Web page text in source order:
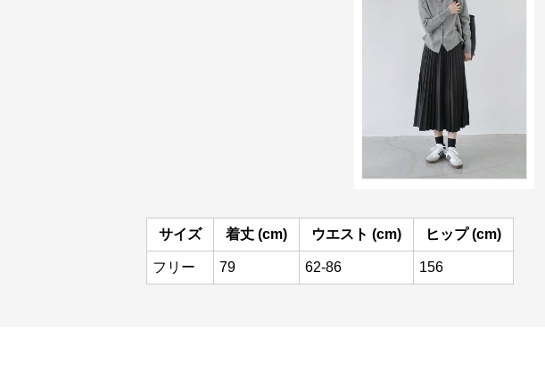
サイズ 着丈 (cm) ウエスト (cm) ヒップ (cm)
フリー 79 62-86 156